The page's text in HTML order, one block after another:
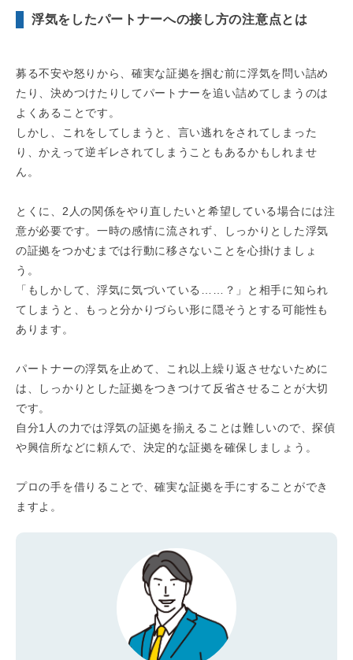
浮気をしたパートナーへの接し方の注意点とは
募る不安や怒りから、確実な証拠を掴む前に浮気を問い詰め
たり、決めつけたりしてパートナーを追い詰めてしまうのは
よくあることです。
しかし、これをしてしまうと、言い逃れをされてしまった
り、かえって逆ギレされてしまうこともあるかもしれませ
ん。
とくに、2人の関係をやり直したいと希望している場合には注
意が必要です。一時の感情に流されず、しっかりとした浮気
の証拠をつかむまでは行動に移さないことを心掛けましょ
う。
「もしかして、浮気に気づいている……？」と相手に知られ
てしまうと、もっと分かりづらい形に隠そうとする可能性も
あります。
パートナーの浮気を止めて、これ以上繰り返させないために
は、しっかりとした証拠をつきつけて反省させることが大切
です。
自分1人の力では浮気の証拠を揃えることは難しいので、探偵
や興信所などに頼んで、決定的な証拠を確保しましょう。
プロの手を借りることで、確実な証拠を手にすることができ
ますよ。